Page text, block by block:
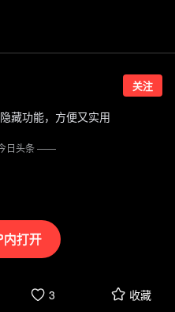
打开
关注
藏功能，方便又实用
3 收藏
日头条——